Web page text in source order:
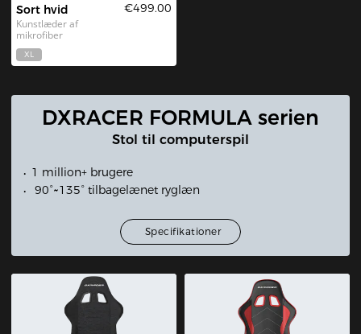
Sort hvid
Kunstlæder af
mikrofiber
€499.00
XL
DXRACER FORMULA serien
Stol til computerspil
1 million+ brugere
90°~135° tilbagelænet ryglæn
Specifikationer